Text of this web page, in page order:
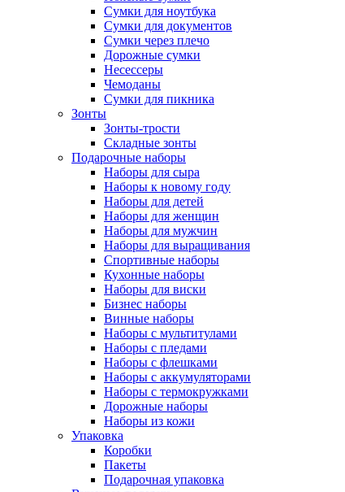
Сумки для ноутбука
Сумки для документов
Сумки через плечо
Дорожные сумки
Несессеры
Чемоданы
Сумки для пикника
Зонты
Зонты-трости
Складные зонты
Подарочные наборы
Наборы для сыра
Наборы к новому году
Наборы для детей
Наборы для женщин
Наборы для мужчин
Наборы для выращивания
Спортивные наборы
Кухонные наборы
Наборы для виски
Бизнес наборы
Винные наборы
Наборы с мультитулами
Наборы с пледами
Наборы с флешками
Наборы с аккумуляторами
Наборы с термокружками
Дорожные наборы
Наборы из кожи
Упаковка
Коробки
Пакеты
Подарочная упаковка